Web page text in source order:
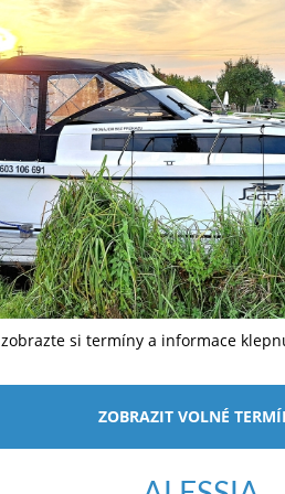
zobrazte si termíny a informace
ZOBRAZIT VOLNÉ